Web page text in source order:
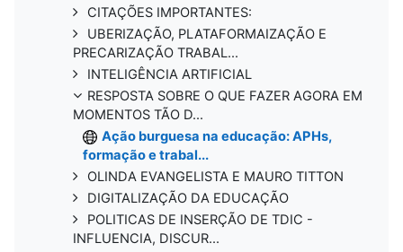
CITAÇÕES IMPORTANTES:
UBERIZAÇÃO, PLATAFORMAIZAÇÃO E
PRECARIZAÇÃO TRABAL...
INTELIGÊNCIA ARTIFICIAL
RESPOSTA SOBRE O QUE FAZER AGORA EM
MOMENTOS TÃO D...
Ação burguesa na educação: APHs,
formação e trabal...
OLINDA EVANGELISTA E MAURO TITTON
DIGITALIZAÇÃO DA EDUCAÇÃO
POLITICAS DE INSERÇÃO DE TDIC -
INFLUENCIA, DISCUR...